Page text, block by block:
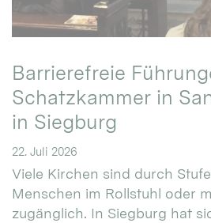
Barrierefreie
Schatzkammer in
in Siegburg
22. Juli 2026
Viele Kirchen sind durch
Menschen im Rollstuhl oder
zugänglich. In Siegburg hat